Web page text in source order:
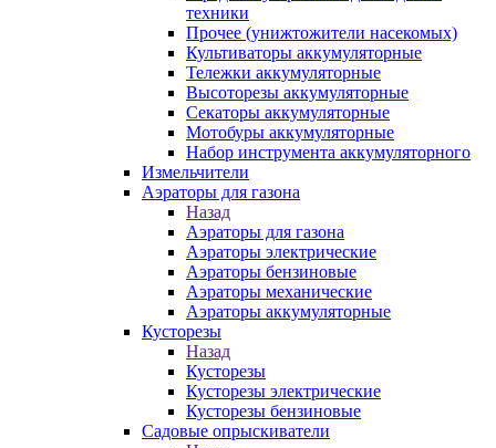
техники
Прочее (унижтожители насекомых)
Культиваторы аккумуляторные
Тележки аккумуляторные
Высоторезы аккумуляторные
Секаторы аккумуляторные
Мотобуры аккумуляторные
Набор инструмента аккумуляторного
Измельчители
Аэраторы для газона
Назад
Аэраторы для газона
Аэраторы электрические
Аэраторы бензиновые
Аэраторы механические
Аэраторы аккумуляторные
Кусторезы
Назад
Кусторезы
Кусторезы электрические
Кусторезы бензиновые
Садовые опрыскиватели